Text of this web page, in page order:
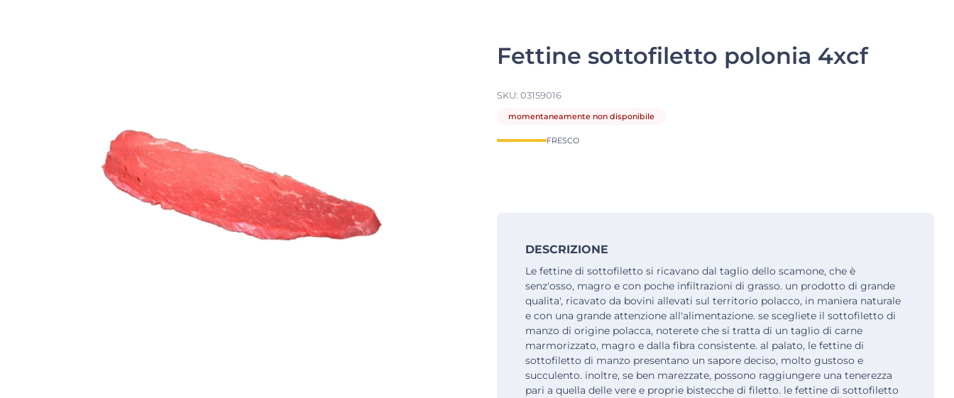
Fettine sottofiletto polonia 4xcf
SKU: 03159016
momentaneamente non disponibile
FRESCO
DESCRIZIONE
Le fettine di sottofiletto si ricavano dal taglio dello scamone, che è
senz'osso, magro e con poche infiltrazioni di grasso. un prodotto di grande
qualita', ricavato da bovini allevati sul territorio polacco, in maniera naturale
e con una grande attenzione all'alimentazione. se scegliete il sottofiletto di
manzo di origine polacca, noterete che si tratta di un taglio di carne
marmorizzato, magro e dalla fibra consistente. al palato, le fettine di
sottofiletto di manzo presentano un sapore deciso, molto gustoso e
succulento. inoltre, se ben marezzate, possono raggiungere una tenerezza
pari a quella delle vere e proprie bistecche di filetto. le fettine di sottofiletto